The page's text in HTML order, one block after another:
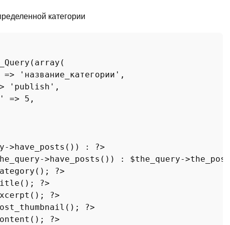
категории
( array (
=> 'название_категории' ,
'publish' ,
=> 5 ,
->have_posts ()) :
?>
->have_posts ()) : $the_query->the_post
();
?>
();
?>
();
?>
();
?>
(); ?>